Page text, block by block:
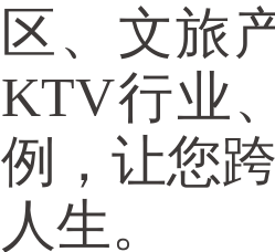
区、文旅
KTV行业
例，让您
人生。